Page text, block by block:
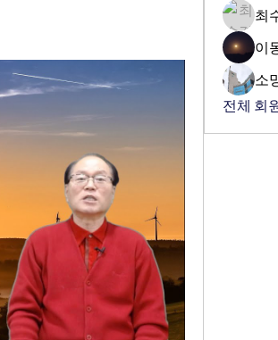
최
이
소
전체 회